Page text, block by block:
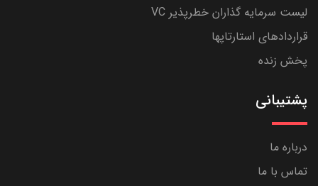
لیست سرمایه گذاران خطرپذیر VC
قراردادهای استارتاپها
پخش زنده
پشتیبانی
درباره ما
تماس با ما